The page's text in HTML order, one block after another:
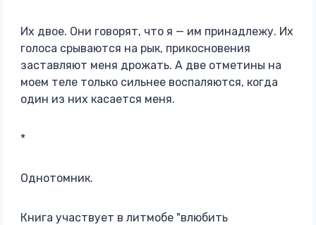
Их двое. Они говорят, что я — им принадлежу. Их
голоса срываются на рык, прикосновения
заставляют меня дрожать. А две отметины на
моем теле только сильнее воспаляются, когда
один из них касается меня.
*
Однотомник.
Книга участвует в литмобе "влюбить